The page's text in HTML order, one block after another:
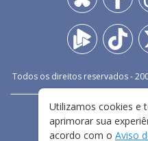
Todos os direitos reservados -
FALE
TERMOS E
Utilizamos cookies e
aprimorar sua
acordo com o Aviso